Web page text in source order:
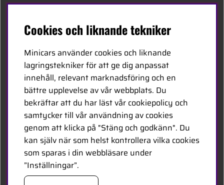
Bli återförsäljare
Bli leverantör
Jobba hos oss
FÖLJ OSS
Facebook
HANDLA TRYGGT
Cookies och liknande tekniker
Minicars använder cookies och liknande
lagringstekniker för att ge dig anpassat
innehåll, relevant marknadsföring och en
bättre upplevelse av vår webbplats. Du
bekräftar att du har läst vår cookiepolicy och
samtycker till vår användning av cookies
genom att klicka på "Stäng och godkänn". Du
kan själv när som helst kontrollera vilka cookies
som sparas i din webbläsare under
”Inställningar”.